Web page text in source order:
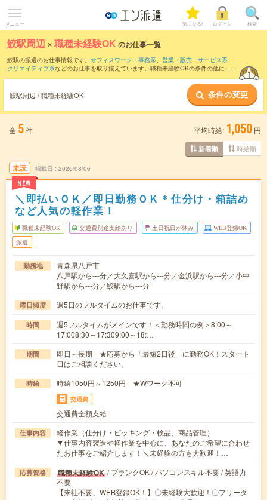
メニュー 気になる! ログイン 検索
鮫駅周辺 ×職種未経験OK のお仕事一覧
鮫駅の派遣のお仕事情報です。 オフィスワーク・事務系、 営業・販売・サービス系、
クリエイティブ系などのお仕事を取り揃えています。職種未経験OKの条件の他に、 交
鮫駅周辺 / 職種未経験OK 条件の変更
全 5件 平均時給: 1,050 円
新着順 時給順
未読
NEW
掲載日 2026/08/06
＼即払いＯＫ／即日勤務ＯＫ＊仕分け・箱詰め
など人気の軽作業！
職種未経験OK 交通費別途支給あり 土日祝日が休み WEB登録OK
派遣
勤務地
青森県八戸市
八戸駅から---分／大久喜駅から---分／金浜駅から---分／小中
野駅から---分／鮫駅から---分
曜日頻度 週5日のフルタイムのお仕事です。
時間
週5フルタイムがメインです！＜勤務時間の例＞8:00～
17:008:30～17:309:00～18:…
期間
即日～長期 ★応募から「最短2日後」に勤務OK！スタート
日はご相談ください。
時給 時給1050円～1250円 ★Wワーク不可
交通費
交通費全額支給
仕事内容
軽作業（仕分け・ピッキング・検品、商品管理）
▼仕事内容製造や軽作業を中心に、あなたのご希望に合わせ
たお仕事をご紹介します！＼未経験の方も大歓迎！…
応募資格 職種未経験OK / ブランクOK / パソコンスキル不要 / 英語力
不要
【来社不要、WEB登録OK！】〇未経験大歓迎！〇フリータ